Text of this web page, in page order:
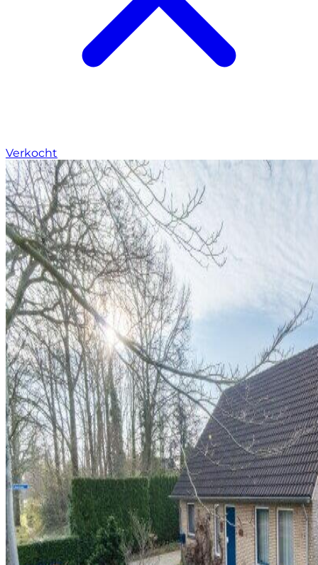
Verkocht